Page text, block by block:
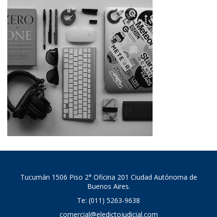
Tucumán 1506 Piso 2° Oficina 201 Ciudad Autónoma de
Buenos Aires.
Te: (011) 5263-9638
comercial@eledictojudicial.com